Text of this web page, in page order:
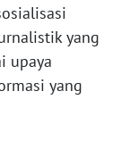
yang
upaya
yang